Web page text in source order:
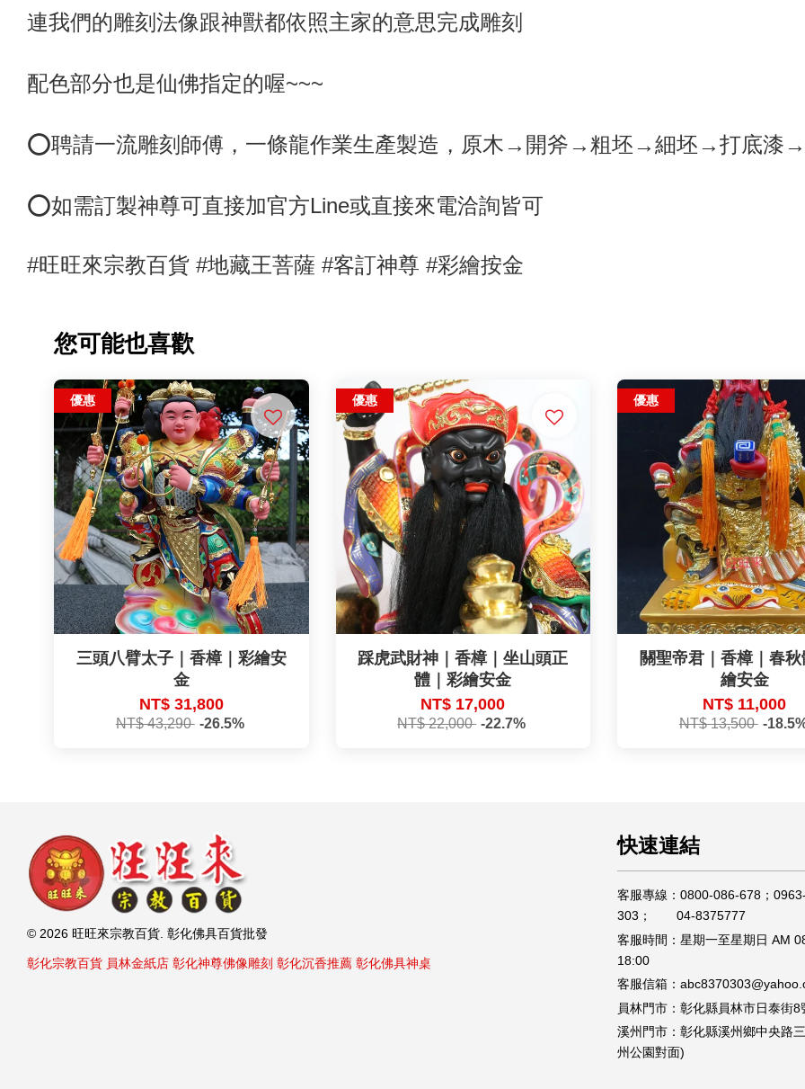
連我們的雕刻法像跟神獸都依照主家的意思完成雕刻
配色部分也是仙佛指定的喔~~~
⭕️聘請一流雕刻師傅， 一條龍作業生產製造，原木→開斧→粗坯→細坯→打底漆→
⭕如需訂製神尊可直接加官方Line或直接來電洽詢皆可
#旺旺來宗教百貨 #地藏王菩薩 #客訂神尊 #彩繪按金
您可能也喜歡
優惠
三頭八臂太子｜香樟｜彩繪安
金
NT$ 31,800
NT$ 43,290 -26.5%
優惠
踩虎武財神｜香樟｜坐山頭正
體｜彩繪安金
NT$ 17,000
NT$ 22,000 -22.7%
優惠
關聖帝君｜香樟｜春
繪安金
NT$ 11,000
NT$ 13,500 -
© 2026 旺旺來宗教百貨. 彰化佛具百貨批發
彰化宗教百貨 員林金紙店 彰化神尊佛像雕刻 彰化沉香推薦 彰化佛具神桌
快速連結
客服專線：0800-086-678；
303； 04-8375777
客服時間：星期一至星期日 AM
18:00
客服信箱：
員林門市：彰化縣員林市日泰街8
溪州門市：彰化縣溪州鄉中央路
州公園對面)